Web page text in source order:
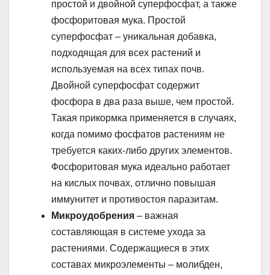
простой и двойной суперфосфат, а также
фосфоритовая мука. Простой
суперфосфат – уникальная добавка,
подходящая для всех растений и
используемая на всех типах почв.
Двойной суперфосфат содержит
фосфора в два раза выше, чем простой.
Такая прикормка применяется в случаях,
когда помимо фосфатов растениям не
требуется каких-либо других элементов.
Фосфоритовая мука идеально работает
на кислых почвах, отлично повышая
иммунитет и противостоя паразитам.
Микроудобрения – важная
составляющая в системе ухода за
растениями. Содержащиеся в этих
составах микроэлементы – молибден,